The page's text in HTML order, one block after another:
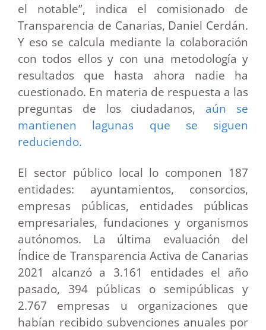
el notable”, indica el comisionado de
Transparencia de Canarias, Daniel Cerdán.
Y eso se calcula mediante la colaboración
con todos ellos y con una metodología y
resultados que hasta ahora nadie ha
cuestionado. En materia de respuesta a las
preguntas de los ciudadanos, aún se
mantienen lagunas que se siguen
reduciendo.
El sector público local lo componen 187
entidades: ayuntamientos, consorcios,
empresas públicas, entidades públicas
empresariales, fundaciones y organismos
autónomos. La última evaluación del
Índice de Transparencia Activa de Canarias
2021 alcanzó a 3.161 entidades el año
pasado, 394 públicas o semipúblicas y
2.767 empresas u organizaciones que
habían recibido subvenciones anuales por